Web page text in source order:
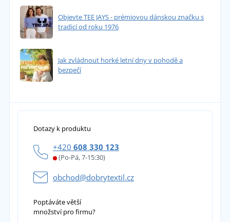
Objevte TEE JAYS - prémiovou dánskou značku s
tradicí od roku 1976
Jak zvládnout horké letní dny v pohodě a
bezpečí
Dotazy k produktu
+420 608 330 123
(Po-Pá, 7-15:30)
obchod@dobrytextil.cz
Poptáváte větší
množství pro firmu?